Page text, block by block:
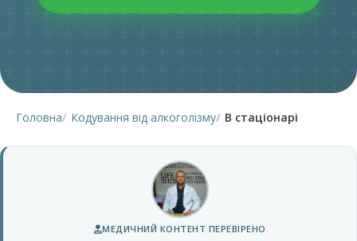
Головна Кодування від алкоголізму В стаціонарі
МЕДИЧНИЙ КОНТЕНТ ПЕРЕВІРЕНО